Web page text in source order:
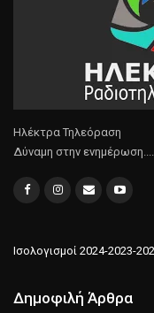
Ηλέκτρα Τηλεόραση
Δύναμη στην
Ισολογισμοί 2024-2023-
Δημοφιλή Άρθρα